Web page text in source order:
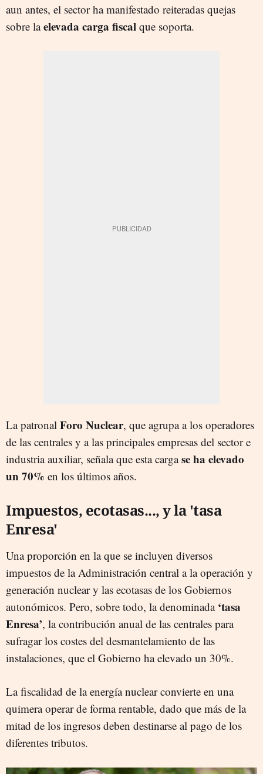
aun antes, el sector ha manifestado reiteradas quejas
sobre laelevada carga fiscal que soporta.
La patronal Foro Nuclear, que agrupa a los operadores
de las centrales y a las principales empresas del sector e
industria auxiliar, señala que esta cargase ha elevado
un 70% en los últimos años.
Impuestos, ecotasas..., y la 'tasa
Enresa'
Una proporción en la que se incluyen diversos
impuestos de la Administración central a la operación y
generación nuclear y las ecotasas de los Gobiernos
autonómicos. Pero, sobre todo, la denominada ‘tasa
Enresa’, la contribución anual de las centrales para
sufragar los costes del desmantelamiento de las
instalaciones, que el Gobierno ha elevado un 30%.
La fiscalidad de la energía nuclear convierte en una
quimera operar de forma rentable, dado que más de la
mitad de los ingresos deben destinarse al pago de los
diferentes tributos.